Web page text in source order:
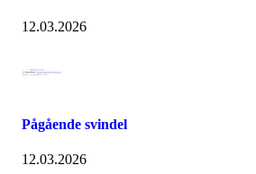
12.03.2026
Pågående svindel
12.03.2026